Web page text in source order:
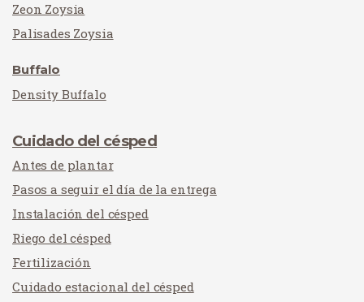
Zeon Zoysia
Palisades Zoysia
Buffalo
Density Buffalo
Cuidado del césped
Antes de plantar
Pasos a seguir el día de la entrega
Instalación del césped
Riego del césped
Fertilización
Cuidado estacional del césped